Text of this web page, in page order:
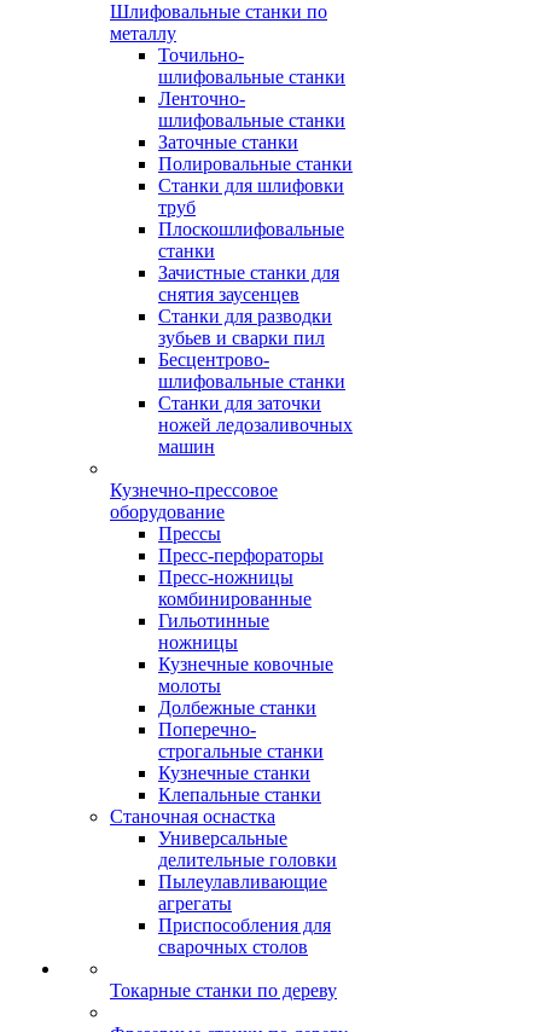
Шлифовальные станки по
металлу
Точильно-
шлифовальные станки
Ленточно-
шлифовальные станки
Заточные станки
Полировальные станки
Станки для шлифовки
труб
Плоскошлифовальные
станки
Зачистные станки для
снятия заусенцев
Станки для разводки
зубьев и сварки пил
Бесцентрово-
шлифовальные станки
Станки для заточки
ножей ледозаливочных
машин
Кузнечно-прессовое
оборудование
Прессы
Пресс-перфораторы
Пресс-ножницы
комбинированные
Гильотинные
ножницы
Кузнечные ковочные
молоты
Долбежные станки
Поперечно-
строгальные станки
Кузнечные станки
Клепальные станки
Станочная оснастка
Универсальные
делительные головки
Пылеулавливающие
агрегаты
Приспособления для
сварочных столов
Токарные станки по дереву